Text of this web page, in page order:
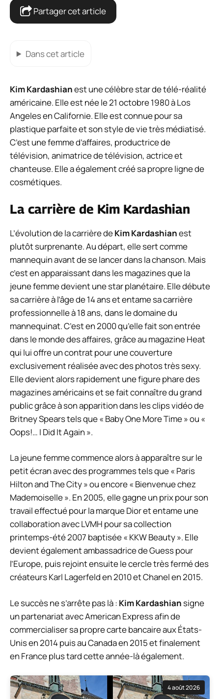
Partager cet article
Dans cet article
Kim Kardashianest une célèbre star de télé-réalité
américaine. Elle est née le 21 octobre 1980 à Los
Angeles en Californie. Elle est connue pour sa
plastique parfaite et son style de vie très médiatisé.
C’est une femme d’affaires, productrice de
télévision, animatrice de télévision, actrice et
chanteuse. Elle a également créé sa propre ligne de
cosmétiques.
La carrière de Kim Kardashian
L’évolution de la carrière deKim Kardashianest
plutôt surprenante. Au départ, elle sert comme
mannequin avant de se lancer dans la chanson. Mais
c’est en apparaissant dans les magazines que la
jeune femme devient une star planétaire. Elle débute
sa carrière à l’âge de 14 ans et entame sa carrière
professionnelle à 18 ans, dans le domaine du
mannequinat. C’est en 2000 qu’elle fait son entrée
dans le monde des affaires, grâce au magazine Heat
qui lui offre un contrat pour une couverture
exclusivement réalisée avec des photos très sexy.
Elle devient alors rapidement une figure phare des
magazines américains et se fait connaître du grand
public grâce à son apparition dans les clips vidéo de
Britney Spears tels que « Baby One More Time » ou «
Oops!… I Did It Again ».
La jeune femme commence alors à apparaître sur le
petit écran avec des programmes tels que « Paris
Hilton and The City » ou encore « Bienvenue chez
Mademoiselle ». En 2005, elle gagne un prix pour son
travail effectué pour la marque Dior et entame une
collaboration avec LVMH pour sa collection
printemps-été 2007 baptisée « KKW Beauty ». Elle
devient également ambassadrice de Guess pour
l’Europe, puis rejoint ensuite le cercle très fermé des
créateurs Karl Lagerfeld en 2010 et Chanel en 2015.
Le succès ne s’arrête pas là : Kim Kardashiansigne
un partenariat avec American Express afin de
commercialiser sa propre carte bancaire aux États-
Unis en 2014 puis au Canada en 2015 et finalement
en France plus tard cette année-là également.
4 août 2026